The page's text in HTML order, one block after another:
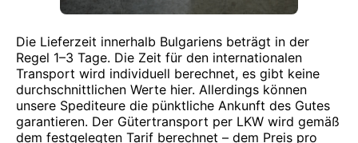
Die Lieferzeit innerhalb Bulgariens beträgt in der
Regel 1–3 Tage. Die Zeit für den internationalen
Transport wird individuell berechnet, es gibt keine
durchschnittlichen Werte hier. Allerdings können
unsere Spediteure die pünktliche Ankunft des Gutes
garantieren. Der Gütertransport per LKW wird gemäß
dem festgelegten Tarif berechnet – dem Preis pro